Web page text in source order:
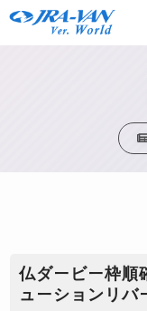
仏ダービー枠順
ューションリバ